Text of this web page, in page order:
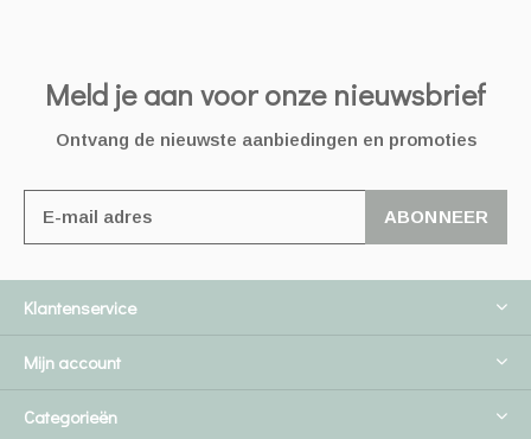
Meld je aan voor onze nieuwsbrief
Ontvang de nieuwste aanbiedingen en promoties
ABONNEER
Klantenservice
Mijn account
Categorieën